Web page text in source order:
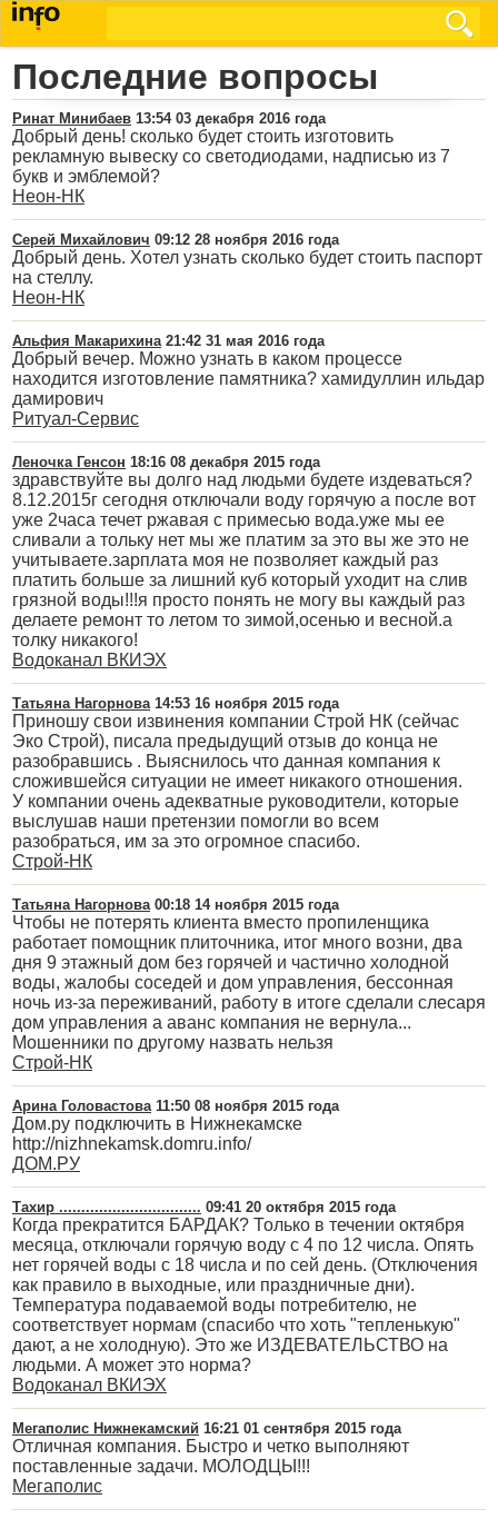
Последние вопросы
Ринат Минибаев 13:54 03 декабря 2016 года
Добрый день! сколько будет стоить изготовить
рекламную вывеску со светодиодами, надписью из 7
букв и эмблемой?
Неон-НК
Серей Михайлович 09:12 28 ноября 2016 года
Добрый день. Хотел узнать сколько будет стоить паспорт
на стеллу.
Неон-НК
Альфия Макарихина 21:42 31 мая 2016 года
Добрый вечер. Можно узнать в каком процессе
находится изготовление памятника? хамидуллин ильдар
дамирович
Ритуал-Сервис
Леночка Генсон 18:16 08 декабря 2015 года
здравствуйте вы долго над людьми будете издеваться?
8.12.2015г сегодня отключали воду горячую а после вот
уже 2часа течет ржавая с примесью вода.уже мы ее
сливали а тольку нет мы же платим за это вы же это не
учитываете.зарплата моя не позволяет каждый раз
платить больше за лишний куб который уходит на слив
грязной воды!!!я просто понять не могу вы каждый раз
делаете ремонт то летом то зимой,осенью и весной.а
толку никакого!
Водоканал ВКИЭХ
Татьяна Нагорнова 14:53 16 ноября 2015 года
Приношу свои извинения компании Строй НК (сейчас
Эко Строй), писала предыдущий отзыв до конца не
разобравшись . Выяснилось что данная компания к
сложившейся ситуации не имеет никакого отношения.
У компании очень адекватные руководители, которые
выслушав наши претензии помогли во всем
разобраться, им за это огромное спасибо.
Строй-НК
Татьяна Нагорнова 00:18 14 ноября 2015 года
Чтобы не потерять клиента вместо пропиленщика
работает помощник плиточника, итог много возни, два
дня 9 этажный дом без горячей и частично холодной
воды, жалобы соседей и дом управления, бессонная
ночь из-за переживаний, работу в итоге сделали слесаря
дом управления а аванс компания не вернула...
Мошенники по другому назвать нельзя
Строй-НК
Арина Головастова 11:50 08 ноября 2015 года
Дом.ру подключить в Нижнекамске
http://nizhnekamsk.domru.info/
ДОМ.РУ
Тахир ................................ 09:41 20 октября 2015 года
Когда прекратится БАРДАК? Только в течении октября
месяца, отключали горячую воду с 4 по 12 числа. Опять
нет горячей воды с 18 числа и по сей день. (Отключения
как правило в выходные, или праздничные дни).
Температура подаваемой воды потребителю, не
соответствует нормам (спасибо что хоть "тепленькую"
дают, а не холодную). Это же ИЗДЕВАТЕЛЬСТВО на
людьми. А может это норма?
Водоканал ВКИЭХ
Мегаполис Нижнекамский 16:21 01 сентября 2015 года
Отличная компания. Быстро и четко выполняют
поставленные задачи. МОЛОДЦЫ!!!
Мегаполис